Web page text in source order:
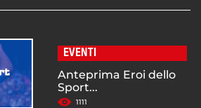
EVENTI
Anteprima Eroi dello
Sport...
1111